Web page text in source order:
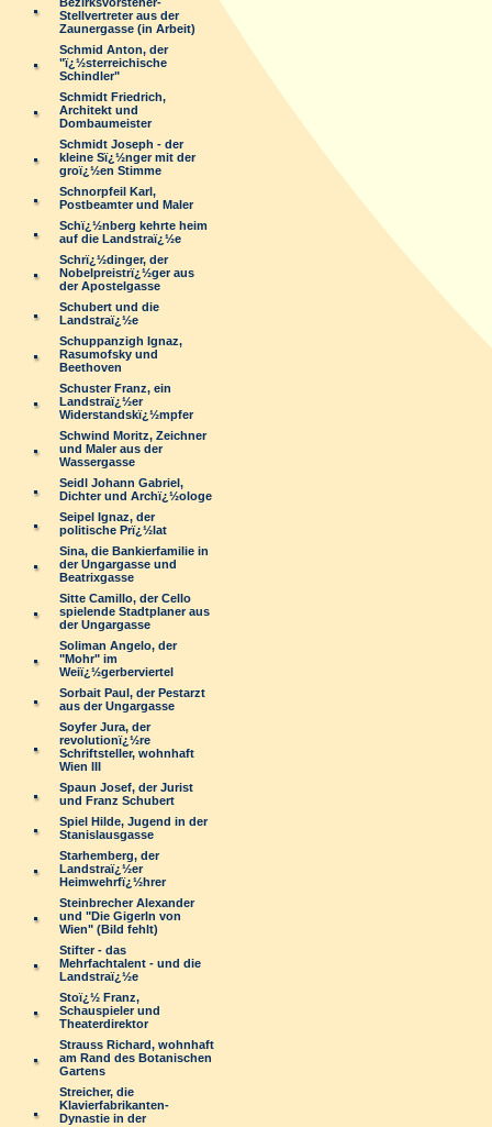
Stellvertreter aus der
Zaunergasse (in Arbeit)
Schmid Anton, der
"ï¿½sterreichische
Schindler"
Schmidt Friedrich,
Architekt und
Dombaumeister
Schmidt Joseph - der
kleine Sï¿½nger mit der
groï¿½en Stimme
Schnorpfeil Karl,
Postbeamter und Maler
Schï¿½nberg kehrte heim
auf die Landstraï¿½e
Schrï¿½dinger, der
Nobelpreistrï¿½ger aus
der Apostelgasse
Schubert und die
Landstraï¿½e
Schuppanzigh Ignaz,
Rasumofsky und
Beethoven
Schuster Franz, ein
Landstraï¿½er
Widerstandskï¿½mpfer
Schwind Moritz, Zeichner
und Maler aus der
Wassergasse
Seidl Johann Gabriel,
Dichter und Archï¿½ologe
Seipel Ignaz, der
politische Prï¿½lat
Sina, die Bankierfamilie in
der Ungargasse und
Beatrixgasse
Sitte Camillo, der Cello
spielende Stadtplaner aus
der Ungargasse
Soliman Angelo, der
"Mohr" im
Weiï¿½gerberviertel
Sorbait Paul, der Pestarzt
aus der Ungargasse
Soyfer Jura, der
revolutionï¿½re
Schriftsteller, wohnhaft
Wien III
Spaun Josef, der Jurist
und Franz Schubert
Spiel Hilde, Jugend in der
Stanislausgasse
Starhemberg, der
Landstraï¿½er
Heimwehrfï¿½hrer
Steinbrecher Alexander
und "Die Gigerln von
Wien" (Bild fehlt)
Stifter - das
Mehrfachtalent - und die
Landstraï¿½e
Stoï¿½ Franz,
Schauspieler und
Theaterdirektor
Strauss Richard, wohnhaft
am Rand des Botanischen
Gartens
Streicher, die
Klavierfabrikanten-
Dynastie in der